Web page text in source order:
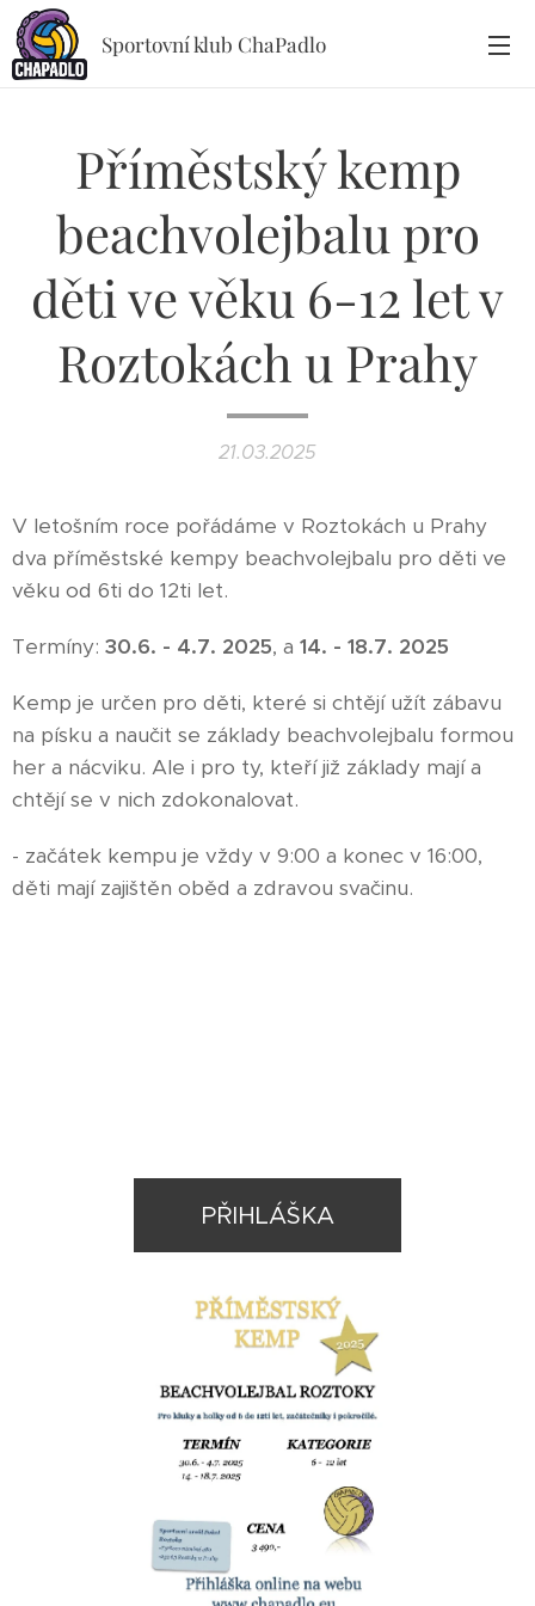
Sportovní klub ChaPadlo
Příměstský kemp
beachvolejbalu pro
děti ve věku 6-12 let v
Roztokách u Prahy
21.03.2025
V letošním roce pořádáme v Roztokách u Prahy
dva příměstské kempy beachvolejbalu pro děti ve
věku od 6ti do 12ti let.
Termíny: 30.6. - 4.7. 2025, a 14. - 18.7. 2025
Kemp je určen pro děti, které si chtějí užít zábavu
na písku a naučit se základy beachvolejbalu formou
her a nácviku. Ale i pro ty, kteří již základy mají a
chtějí se v nich zdokonalovat.
- začátek kempu je vždy v 9:00 a konec v 16:00,
děti mají zajištěn oběd a zdravou svačinu.
PŘIHLÁŠKA